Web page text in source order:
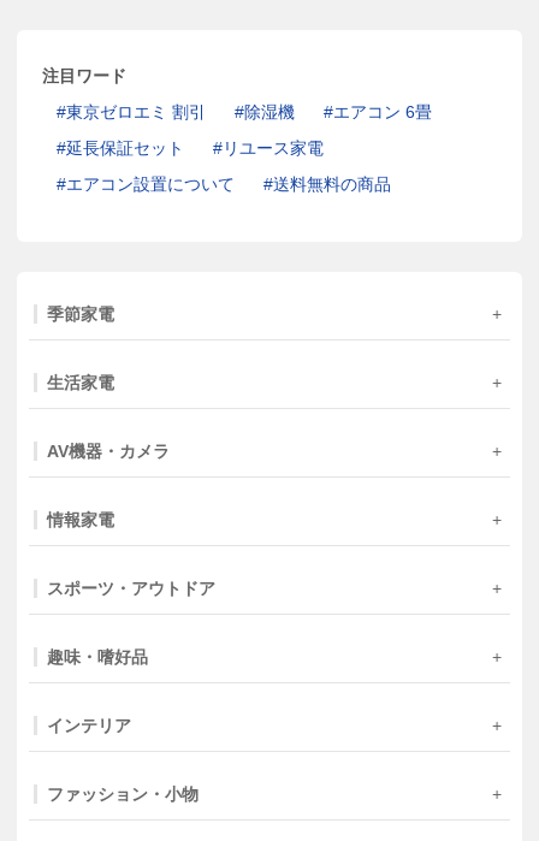
注目ワード
東京ゼロエミ 割引
除湿機
エアコン 6畳
延長保証セット
リユース家電
エアコン設置について
送料無料の商品
季節家電
生活家電
AV機器・カメラ
情報家電
スポーツ・アウトドア
趣味・嗜好品
インテリア
ファッション・小物